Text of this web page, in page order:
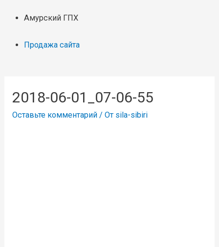
Амурский ГПХ
Продажа сайта
2018-06-01_07-06-55
Оставьте комментарий / От sila-sibiri